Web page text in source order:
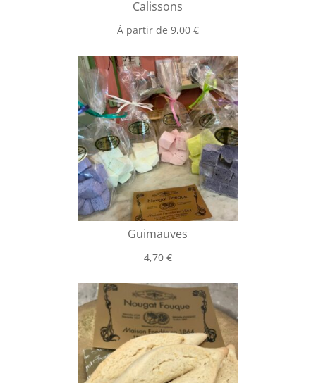
Calissons
À partir de 9,00 €
Guimauves
4,70 €